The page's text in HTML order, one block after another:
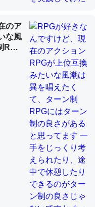
題＝「昆虫はなぜ海にいな
も不足してて両方に不
」とあって面白い。海に
モ）はカルシウムを使わ
素が違うのか？
題＝「昆虫はなぜ海にいな
のア
な風
て